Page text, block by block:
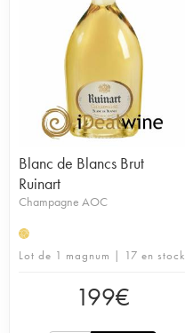
Blanc de Blancs Brut
Ruinart
Champagne AOC
H
Lot de 1 magnum | 17 en stock
199€